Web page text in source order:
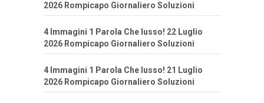
2026 Rompicapo Giornaliero Soluzioni
4 Immagini 1 Parola Che lusso! 22 Luglio
2026 Rompicapo Giornaliero Soluzioni
4 Immagini 1 Parola Che lusso! 21 Luglio
2026 Rompicapo Giornaliero Soluzioni